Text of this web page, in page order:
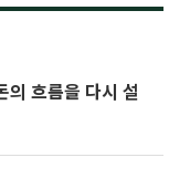
의 흐름을 다시 설